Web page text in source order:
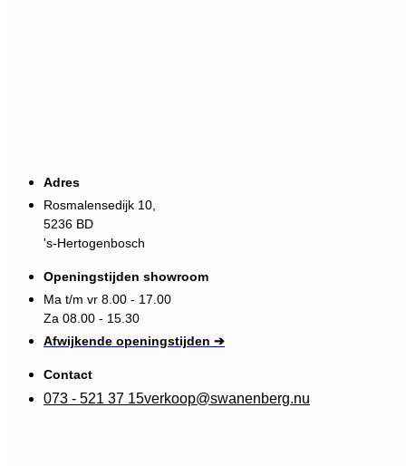
Adres
Rosmalensedijk 10,
5236 BD
's-Hertogenbosch
Openingstijden showroom
Ma t/m vr 8.00 - 17.00
Za 08.00 - 15.30
Afwijkende openingstijden ➔
Contact
073 - 521 37 15verkoop@swanenberg.nu